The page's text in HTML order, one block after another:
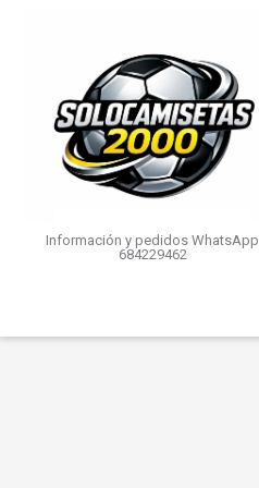
Información y pedidos WhatsApp
684229462